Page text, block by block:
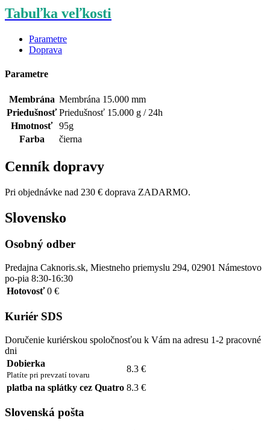
Tabuľka veľkosti
Parametre
Doprava
Parametre
Membrána Membrána 15.000 mm
Priedušnosť Priedušnosť 15.000 g / 24h
Hmotnosť
95g
Farba
čierna
Cenník dopravy
Pri objednávke nad 230 € doprava ZADARMO.
Slovensko
Osobný odber
Predajna Caknoris.sk, Miestneho priemyslu 294, 02901 Námestovo
po-pia 8:30-16:30
Hotovosť 0 €
Kuriér SDS
Doručenie kuriérskou spoločnosťou k Vám na adresu 1-2 pracovné
dni
Dobierka
Platíte pri prevzatí tovaru
8.3 €
platba na splátky cez Quatro 8.3 €
Slovenská pošta